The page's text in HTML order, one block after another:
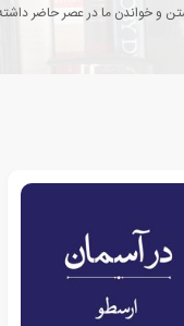
و خواندن ما در عصر حاضر